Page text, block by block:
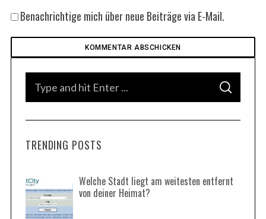
Benachrichtige mich über neue Beiträge via E-Mail.
c
f
o
r
S
A
C
TRENDING POSTS
Welche Stadt liegt am weitesten entfernt
von deiner Heimat?